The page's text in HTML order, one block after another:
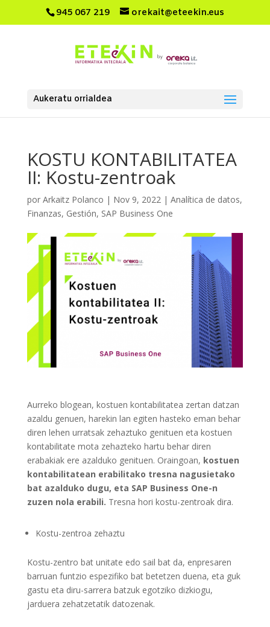
945 067 219 orekait@eteekin.eus
Aukeratu orrialdea
KOSTU KONTABILITATEA
II: Kostu-zentroak
por Arkaitz Polanco | Nov 9, 2022| Analítica de datos,
Finanzas, Gestión, SAP Business One
Aurreko blogean, kostuen kontabilitatea zertan datzan
azaldu genuen, harekin lan egiten hasteko eman behar
diren lehen urratsak zehaztuko genituen eta kostuen
kontabilitate mota zehazteko hartu behar diren
erabakiak ere azalduko genituen. Oraingoan, kostuen
kontabilitatean erabilitako tresna nagusietako
bat azalduko dugu, eta SAP Business One-n
zuzen nola erabili. Tresna hori kostu-zentroak dira.
Kostu-zentroa zehaztu
Kostu-zentro bat unitate edo sail bat da, enpresaren
barruan funtzio espezifiko bat betetzen duena, eta guk
gastu eta diru-sarrera batzuk egotziko dizkiogu,
jarduera zehatzetatik datozenak.